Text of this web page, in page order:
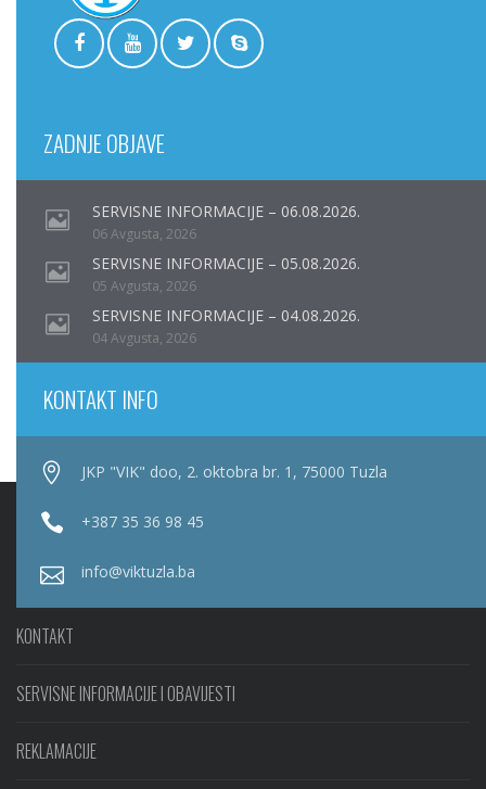
ZADNJE OBJAVE
SERVISNE INFORMACIJE – 06.08.2026.
06 Avgusta, 2026
SERVISNE INFORMACIJE – 05.08.2026.
05 Avgusta, 2026
SERVISNE INFORMACIJE – 04.08.2026.
04 Avgusta, 2026
KONTAKT INFO
JKP "VIK" doo, 2. oktobra br. 1, 75000 Tuzla
+387 35 36 98 45
info@viktuzla.ba
KONTAKT
SERVISNE INFORMACIJE I OBAVIJESTI
REKLAMACIJE